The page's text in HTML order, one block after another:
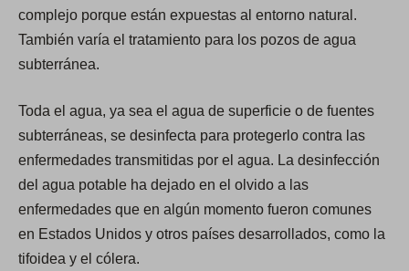
complejo porque están expuestas al entorno natural.
También varía el tratamiento para los pozos de agua
subterránea.
Toda el agua, ya sea el agua de superficie o de fuentes
subterráneas, se desinfecta para protegerlo contra las
enfermedades transmitidas por el agua. La desinfección
del agua potable ha dejado en el olvido a las
enfermedades que en algún momento fueron comunes
en Estados Unidos y otros países desarrollados, como la
tifoidea y el cólera.